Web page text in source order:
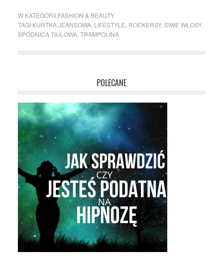
W KATEGORII:FASHION & BEAUTY
TAGI:KURTKA JEANSOWA, LIFESTYLE ROCKERSY, SIWE WŁOSY,
SPÓDNICA TIULOWA, TRAMPOLINA
POLECANE